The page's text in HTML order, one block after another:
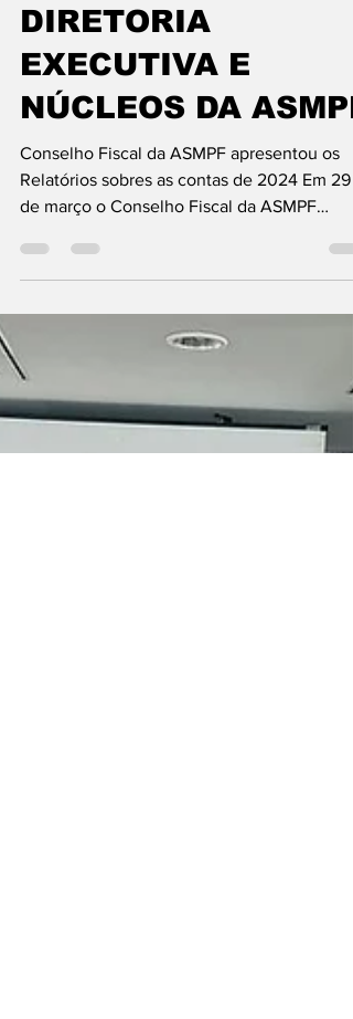
2 de abr. de 2025 2 min de leitura
ASSEMBLEIA GERAL
ORDINÁRIA DA
ASMPF APROVA AS
CONTAS DA
DIRETORIA
EXECUTIVA E
NÚCLEOS DA ASMPF
Conselho Fiscal da ASMPF apresentou os
Relatórios sobres as contas de 2024 Em 29